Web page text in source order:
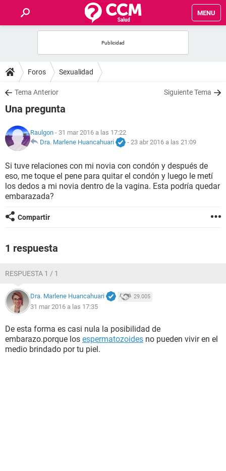
MENU
FOROS
SALUD
FAMILIA
NUTRICIÓN
BIENESTAR
SEXUALIDAD
GLOSARIO
Foros Sexualidad
Tema Anterior Siguiente Tema
Una pregunta
Raulgon - 31 mar 2016 a las 17:22
Dra. Marlene Huancahuari
- 23 abr 2016 a las 21:09
Si tuve relaciones con mi novia con condón y después de
eso, me toque el pene para quitar el condón y luego le metí
los dedos a mi novia dentro de la vagina. Esta podría quedar
embarazada?
Compartir
1 respuesta
RESPUESTA 1 / 1
Dra. Marlene Huancahuari 29.005
31 mar 2016 a las 17:35
De esta forma es casi nula la posibilidad de
embarazo.porque los espermatozoides no pueden vivir en el
medio brindado por tu piel.